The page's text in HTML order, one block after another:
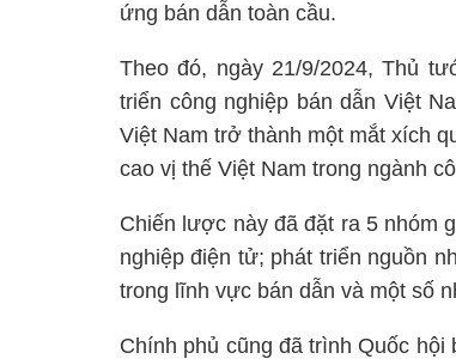
ứng bán dẫn toàn cầu.
Theo đó, ngày 21/9/2024, Thủ
triển công nghiệp bán dẫn Việt
Việt Nam trở thành một mắt xích
cao vị thế Việt Nam trong ngành
Chiến lược này đã đặt ra 5 nhóm
nghiệp điện tử; phát triển nguồn
trong lĩnh vực bán dẫn và một số
Chính phủ cũng đã trình Quốc